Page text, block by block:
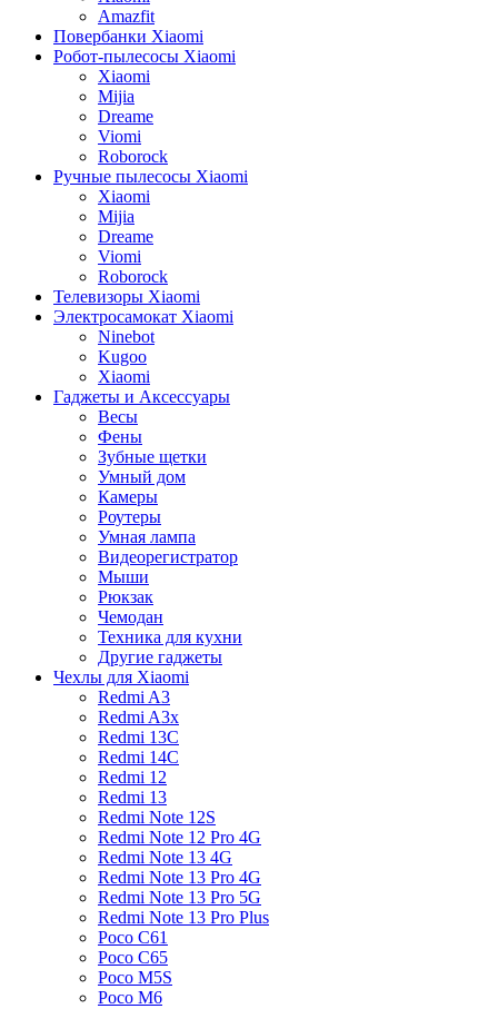
Amazfit
Повербанки Xiaomi
Робот-пылесосы Xiaomi
Xiaomi
Mijia
Dreame
Viomi
Roborock
Ручные пылесосы Xiaomi
Xiaomi
Mijia
Dreame
Viomi
Roborock
Телевизоры Xiaomi
Электросамокат Xiaomi
Ninebot
Kugoo
Xiaomi
Гаджеты и Аксессуары
Весы
Фены
Зубные щетки
Умный дом
Камеры
Роутеры
Умная лампа
Видеорегистратор
Мыши
Рюкзак
Чемодан
Техника для кухни
Другие гаджеты
Чехлы для Xiaomi
Redmi A3
Redmi A3x
Redmi 13C
Redmi 14C
Redmi 12
Redmi 13
Redmi Note 12S
Redmi Note 12 Pro 4G
Redmi Note 13 4G
Redmi Note 13 Pro 4G
Redmi Note 13 Pro 5G
Redmi Note 13 Pro Plus
Poco C61
Poco C65
Poco M5S
Poco M6